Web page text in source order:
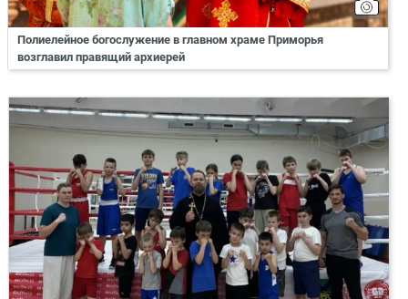
Полиелейное богослужение в главном храме Приморья
возглавил правящий архиерей